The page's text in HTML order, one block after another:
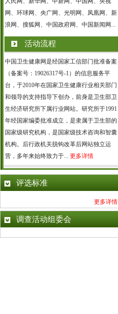
网、环球网、央广网、光明网、凤凰网、新
浪网、搜狐网、中国政府网、中国新闻网...
活动流程
中国卫生健康网是经国家工信部门批准备案
（备案号：19026317号-1）的信息服务平
台，于2010年在国家卫生健康行业相关部门
和领导的支持指导下创办，前身是卫生部卫
生经济研究所下属行业网站。研究所于1991
年经国家编委批准成立，是隶属于卫生部的
国家级研究机构，是国家级技术咨询和智囊
机构。后行政机关脱钩改革后网站独立运
营，多年来始终致力于... 更多详情
评选标准
更多详情
调查活动组委会